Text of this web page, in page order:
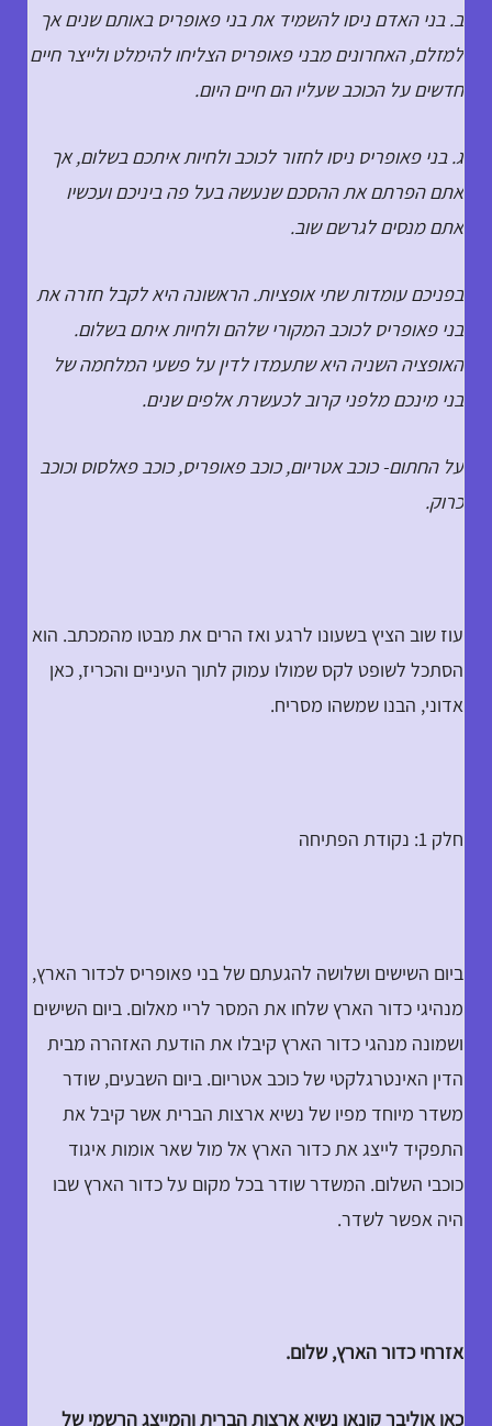
ב. בני האדם ניסו להשמיד את בני פאופריס באותם שנים אך
למזלם, האחרונים מבני פאופריס הצליחו להימלט ולייצר חיים
חדשים על הכוכב שעליו הם חיים היום.
ג. בני פאופריס ניסו לחזור לכוכב ולחיות איתכם בשלום, אך
אתם הפרתם את ההסכם שנעשה בעל פה ביניכם ועכשיו
אתם מנסים לגרשם שוב.
בפניכם עומדות שתי אופציות. הראשונה היא לקבל חזרה את
בני פאופריס לכוכב המקורי שלהם ולחיות איתם בשלום.
האופציה השניה היא שתעמדו לדין על פשעי המלחמה של
בני מינכם מלפני קרוב לכעשרת אלפים שנים.
על החתום- כוכב אטריום, כוכב פאופריס, כוכב פאלסוס וכוכב
כרוק.
עוז שוב הציץ בשעונו לרגע ואז הרים את מבטו מהמכתב. הוא
הסתכל לשופט לקס שמולו עמוק לתוך העיניים והכריז, כאן
אדוני, הבנו שמשהו מסריח.
חלק 1: נקודת הפתיחה
ביום השישים ושלושה להגעתם של בני פאופריס לכדור הארץ,
מנהיגי כדור הארץ שלחו את המסר לריי מאלום. ביום השישים
ושמונה מנהגי כדור הארץ קיבלו את הודעת האזהרה מבית
הדין האינטרגלקטי של כוכב אטריום. ביום השבעים, שודר
משדר מיוחד מפיו של נשיא ארצות הברית אשר קיבל את
התפקיד לייצג את כדור הארץ אל מול שאר אומות איגוד
כוכבי השלום. המשדר שודר בכל מקום על כדור הארץ שבו
היה אפשר לשדר.
אזרחי כדור הארץ, שלום.
כאן אוליבר קונאן נשיא ארצות הברית והמייצג הרשמי של